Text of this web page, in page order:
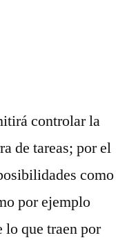
controlar la
de tareas; por el
como
por ejemplo
lo que traen por